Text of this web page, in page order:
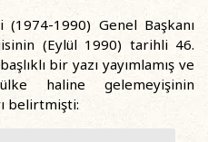
1990) Genel Başkanı
(Eylül 1990) tarihli 46.
bir yazı yayımlamış ve
haline gelemeyişinin
belirtmişti: